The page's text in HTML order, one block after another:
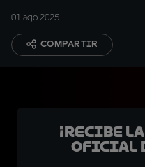
01 ago 2025
COMPARTIR
¡Recibe
oficial